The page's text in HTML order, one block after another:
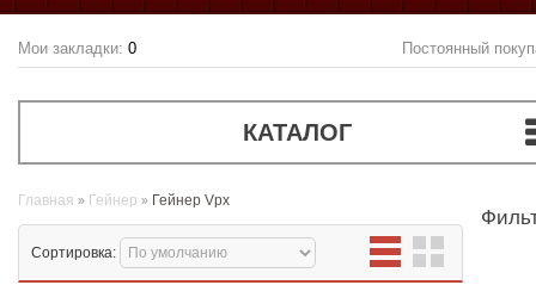
Мои закладки: 0 Постоянный
КАТАЛОГ
Главная Гейнер Гейнер Vpx
Сортировка: